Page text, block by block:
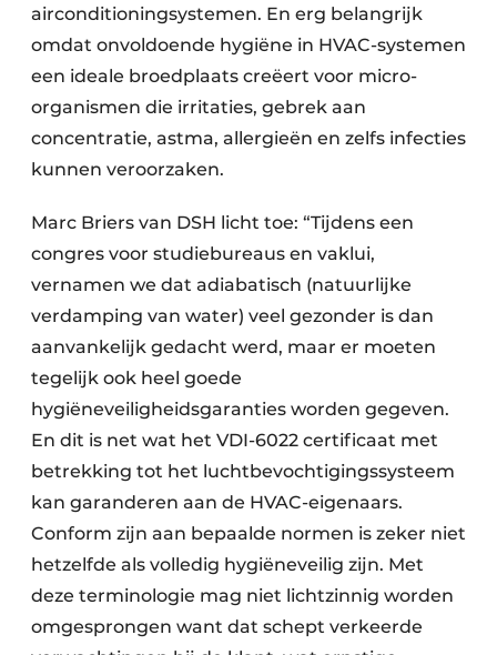
airconditioningsystemen. En erg belangrijk
omdat onvoldoende hygiëne in HVAC-systemen
een ideale broedplaats creëert voor micro-
organismen die irritaties, gebrek aan
concentratie, astma, allergieën en zelfs infecties
kunnen veroorzaken.
Marc Briers van DSH licht toe: “Tijdens een
congres voor studiebureaus en vaklui,
vernamen we dat adiabatisch (natuurlijke
verdamping van water) veel gezonder is dan
aanvankelijk gedacht werd, maar er moeten
tegelijk ook heel goede
hygiëneveiligheidsgaranties worden gegeven.
En dit is net wat het VDI-6022 certificaat met
betrekking tot het luchtbevochtigingssysteem
kan garanderen aan de HVAC-eigenaars.
Conform zijn aan bepaalde normen is zeker niet
hetzelfde als volledig hygiëneveilig zijn. Met
deze terminologie mag niet lichtzinnig worden
omgesprongen want dat schept verkeerde